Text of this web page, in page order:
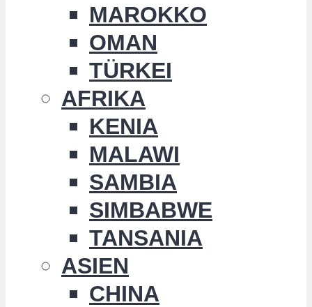
MAROKKO
OMAN
TÜRKEI
AFRIKA
KENIA
MALAWI
SAMBIA
SIMBABWE
TANSANIA
ASIEN
CHINA